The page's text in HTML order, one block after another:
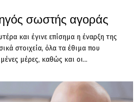
σωστής αγοράς
και έγινε επίσημα η έναρξη της
στοιχεία, όλα τα έθιμα που
μέρες, καθώς και οι...